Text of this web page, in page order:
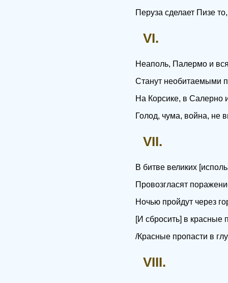
Перуза сделает Пизе
VI.
Неаполь, Палермо и
Станут необитаемыми
На Корсике, в Салерно
Голод, чума, война, не
VII.
В битве великих
Провозгласят
Ночью пройдут через
[И сбросить] в красные
/Красные пропасти в
VIII.